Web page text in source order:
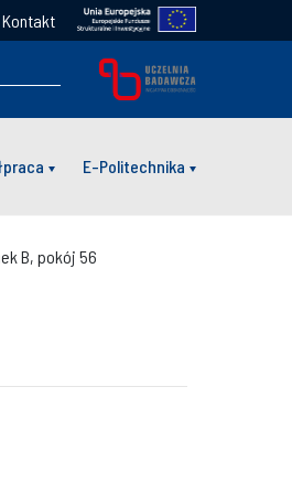
Kontakt
E-Politechnika
B, pokój 56